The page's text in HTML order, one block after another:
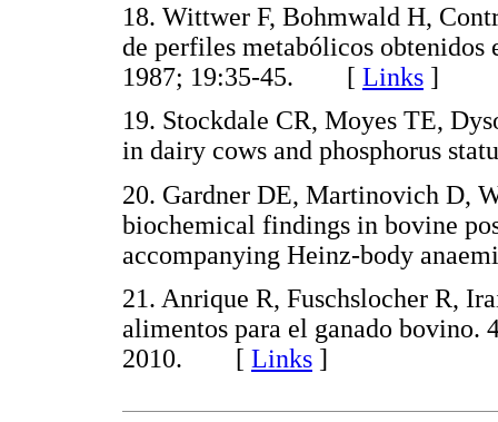
18. Wittwer F, Bohmwald H,
de perfiles metabólicos obtenidos
1987; 19:35-45. [ Links ]
19. Stockdale CR, Moyes TE,
in dairy cows and phosphorus
20. Gardner DE, Martinovich D,
biochemical findings in bovine
accompanying Heinz-body
21. Anrique R, Fuschslocher R,
alimentos para el ganado
2010. [ Links ]